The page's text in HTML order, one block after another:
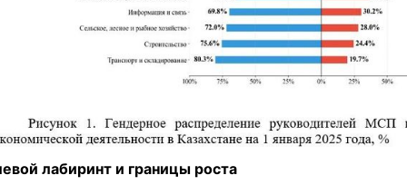
лабиринт и границы роста